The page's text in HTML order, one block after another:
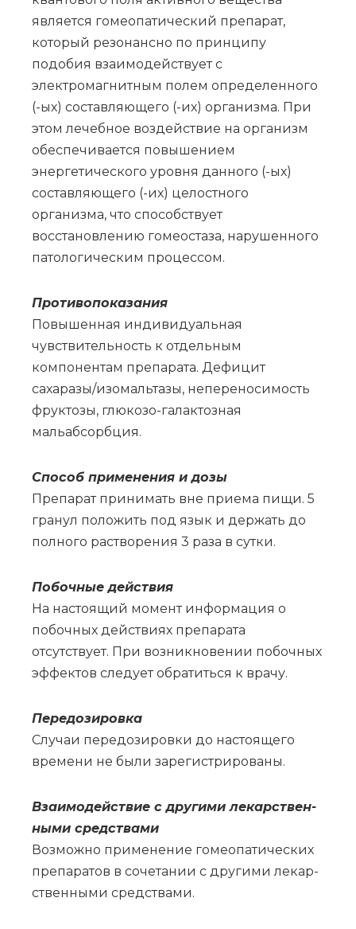
является гомеопатический препарат,
который резонансно по принципу
подобия взаимодействует с
электромагнитным полем определенного
(-ых) составляющего (-их) организма. При
этом лечебное воздействие на организм
обеспечивается повышением
энергетического уровня данного (-ых)
составляющего (-их) целостного
организма, что способствует
восстановлению гомеостаза, нарушенного
патологическим процессом.
Противопоказания
Повышенная индивидуальная
чувствительность к отдельным
компонентам препарата. Дефицит
сахаразы/изомальтазы, непереносимость
фруктозы, глюкозо-галактозная
мальабсорбция.
Спо­соб при­ме­не­ния и до­зы
Препарат принимать вне приема пищи. 5
гранул положить под язык и держать до
полного растворения 3 раза в сутки.
По­боч­ные действия
На настоящий момент информация о
побочных действиях препарата
отсутствует. При возникновении побочных
эффектов следует обратиться к врачу.
Пе­ре­до­зи­ров­ка
Слу­чаи пе­ре­до­зи­ров­ки до на­сто­я­ще­го
вре­ме­ни не бы­ли за­ре­ги­стри­ро­ва­ны.
Вза­и­мо­действие с дру­ги­ми ле­кар­ствен­
ны­ми сред­ства­ми
Воз­мож­но при­ме­не­ние го­мео­па­ти­че­ских
пре­па­ра­тов в со­че­та­нии с дру­ги­ми ле­кар­
ствен­ны­ми сред­ства­ми.